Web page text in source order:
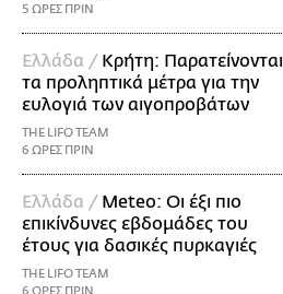
5 ΩΡΕΣ ΠΡΙΝ
Ελλάδα / Κρήτη: Παρατείνονται
τα προληπτικά μέτρα για την
ευλογιά των αιγοπροβάτων
THE LIFO TEAM
6 ΩΡΕΣ ΠΡΙΝ
Ελλάδα / Meteo: Οι έξι πιο
επικίνδυνες εβδομάδες του
έτους για δασικές πυρκαγιές
THE LIFO TEAM
6 ΩΡΕΣ ΠΡΙΝ